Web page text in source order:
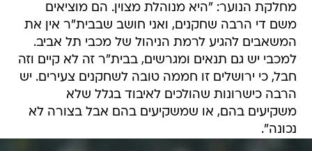
מחלקת הנוער: "היא מנוהלת מצוין. הם מוציאים
משם די הרבה שחקנים, ואני חושב שבבית"ר אין את
המשאבים להגיע לרמת הניהול של מכבי תל אביב.
למכבי יש גם תנאים ומגרשים, בבית"ר זה לא קיים וזה
חבל, כי ירושלים זו חממה טובה לשחקנים צעירים. יש
הרבה כישרונות שהולכים לאיבוד בגלל שלא
משקיעים בהם, או שמשקיעים בהם אבל בצורה לא
נכונה".